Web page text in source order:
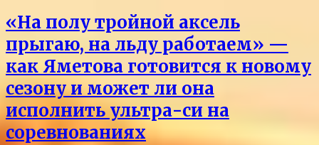
«На полу тройной аксель
прыгаю, на льду работаем» —
как Яметова готовится к новому
сезону и может ли она
исполнить ультра-си на
соревнованиях